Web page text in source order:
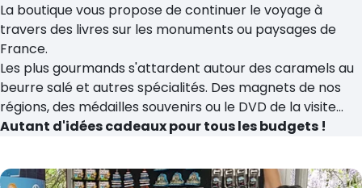
La boutique vous propose de continuer le voyage à
travers des livres sur les monuments ou paysages de
France.
Les plus gourmands s'attardent autour des caramels au
beurre salé et autres spécialités. Des magnets de nos
régions, des médailles souvenirs ou le DVD de la visite...
Autant d'idées cadeaux pour tous les budgets !